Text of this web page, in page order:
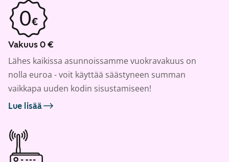
Vakuus 0 €
Lähes kaikissa asunnoissamme vuokravakuus on
nolla euroa - voit käyttää säästyneen summan
vaikkapa uuden kodin sisustamiseen!
Lue lisää